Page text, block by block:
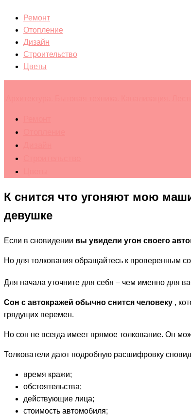
Ремонт
Отопление
Дизайн
Строительство
Цветы
К снится что угоняют мою
девушке
Если в сновидении вы увидели угон своего
Но для толкования обращайтесь к проверенным
Для начала уточните для себя – чем именно для
Сон с автокражей обычно снится человеку ,
грядущих перемен.
Но сон не всегда имеет прямое толкование. Он
Толкователи дают подробную расшифровку
время кражи;
обстоятельства;
действующие лица;
стоимость автомобиля;